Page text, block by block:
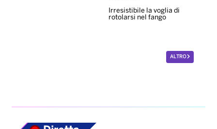
Irresistibile la voglia di
rotolarsi nel fango
ALTRO